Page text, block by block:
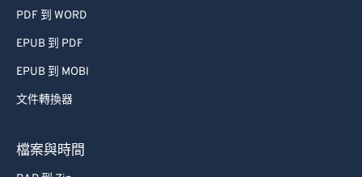
PDF 到 WORD
EPUB 到 PDF
EPUB 到 MOBI
文件轉換器
檔案與時間